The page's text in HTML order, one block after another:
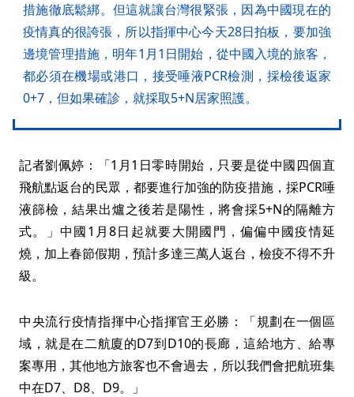
措施徹底鬆綁。但這就讓台灣很緊張，因為中國現在的
疫情真的很誇張，所以指揮中心今天28日拍板，要加強
邊境管理措施，明年1月1日開始，從中國入境的旅客，
都必須在機場或港口，接受唾液PCR檢測，採檢後返家
0+7，但如果確診，就採取5+N居家照護。
記者劉佩婷：「1月1日零時開始，只要是從中國四個直
飛航點返台的民眾，都要進行加強的防疫措施，採PCR唾
液篩檢，結果出爐之後若是陽性，將會採5+N的隔離方
式。」中國1月8日起就要大開國門，偏偏中國疫情延
燒，加上春節假期，預計多達三萬人返台，檢疫不得不升
級。
中央流行疫情指揮中心指揮官王必勝：「規劃在一個區
域，就是在二航廈的D7到D10的長廊，這給地方、給專
案專用，其他地方旅客也不會過去，所以我們會把航班集
中在D7、D8、D9。」